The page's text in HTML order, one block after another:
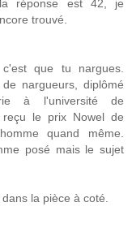
réponse est 42, je
trouvé.
que tu nargues.
nargueurs, diplômé
à l'université de
le prix Nowel de
quand même.
posé mais le sujet
la pièce à coté.